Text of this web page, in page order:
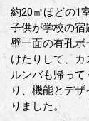
約20㎡ほどの1
子供が学校の宿
壁一面の有孔
けたりして、カ
ルンバも帰っ
り、機能とデ
りました。